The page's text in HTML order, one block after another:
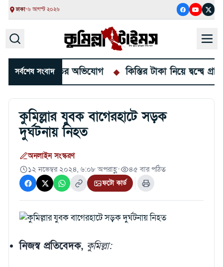
ঢাকা•৬ আগস্ট ২০২৬
সর্বশেষ সংবাদ
আত্মসাতের অভিযোগ কিস্তির টাকা নিয়ে দ্বন্দ্বে
কুমিল্লার যুবক বাগেরহাটে সড়ক
দুর্ঘটনায় নিহত
অনলাইন সংস্করণ
১২ নভেম্বর ২০২৪, ৬:০৮ অপরাহ্ণ• ৪৫ বার পঠিত
ফটো কার্ড
নিজস্ব প্রতিবেদক, কুমিল্লা: